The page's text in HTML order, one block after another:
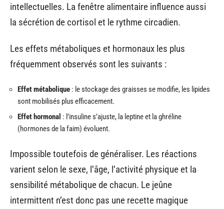
intellectuelles. La fenêtre alimentaire influence aussi
la sécrétion de cortisol et le rythme circadien.
Les effets métaboliques et hormonaux les plus
fréquemment observés sont les suivants :
Effet métabolique : le stockage des graisses se modifie, les lipides
sont mobilisés plus efficacement.
Effet hormonal : l’insuline s’ajuste, la leptine et la ghréline
(hormones de la faim) évoluent.
Impossible toutefois de généraliser. Les réactions
varient selon le sexe, l’âge, l’activité physique et la
sensibilité métabolique de chacun. Le jeûne
intermittent n’est donc pas une recette magique